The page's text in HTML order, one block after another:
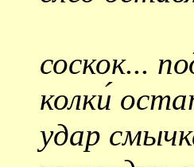
соскок...
колки́
удар